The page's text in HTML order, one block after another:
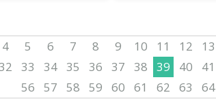
сағатына қатыс...
4 5 6 7 8 9 10 11 12 13
33 34 35 36 37 38 39 40 41
56
57 58 59 60 61 62 63 64